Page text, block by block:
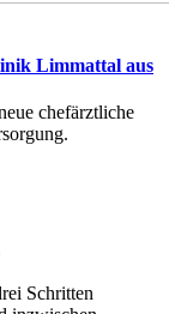
Limmattal aus
chefärztliche
Schritten